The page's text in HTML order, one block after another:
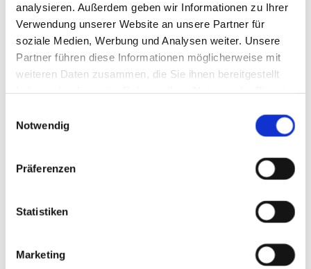
analysieren. Außerdem geben wir Informationen zu Ihrer
Verwendung unserer Website an unsere Partner für
soziale Medien, Werbung und Analysen weiter. Unsere
Partner führen diese Informationen möglicherweise mit
weiteren Daten zusammen, die Sie ihnen bereitgestellt
Notwendig
Präferenzen
Statistiken
Marketing
Grüntee – Genmaicha
9,00 € *
Zum Produkt
Grüntee – Sencha
15,00 € *
Zum Produkt